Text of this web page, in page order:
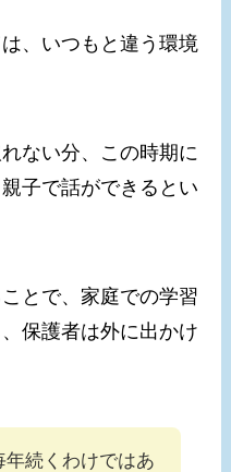
、いつもと違う環境
ない分、この時期に
子で話ができるとい
とで、家庭での学習
保護者は外に出かけ
年続くわけではあ